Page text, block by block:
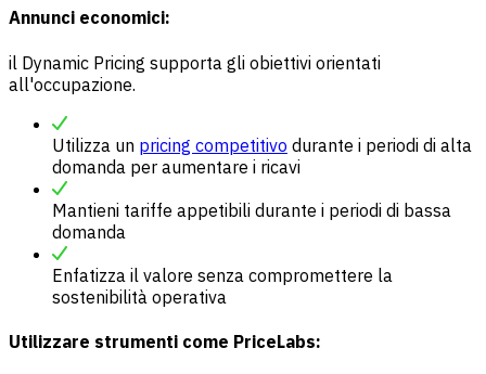
Annunci economici:
il Dynamic Pricing supporta gli obiettivi orientati
all'occupazione.
Utilizza un pricing competitivo durante i periodi di alta
domanda per aumentare i ricavi
Mantieni tariffe appetibili durante i periodi di bassa
domanda
Enfatizza il valore senza compromettere la
sostenibilità operativa
Utilizzare strumenti come PriceLabs: